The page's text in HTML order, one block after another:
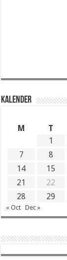
KALENDER
M
T
1
7
8
14
15
21
22
28
29
« Oct Dec »